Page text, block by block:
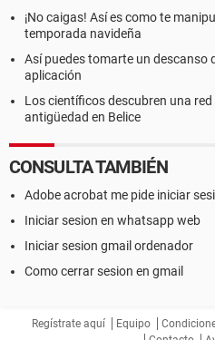
¡No caigas! Así es como te
temporada navideña
Así puedes tomarte un descanso
aplicación
Los científicos descubren una
antigüedad en Belice
CONSULTA TAMBIÉN
Adobe acrobat me pide iniciar
Iniciar sesion en whatsapp web
Iniciar sesion gmail ordenador
Como cerrar sesion en gmail
Regístrate aquí Equipo